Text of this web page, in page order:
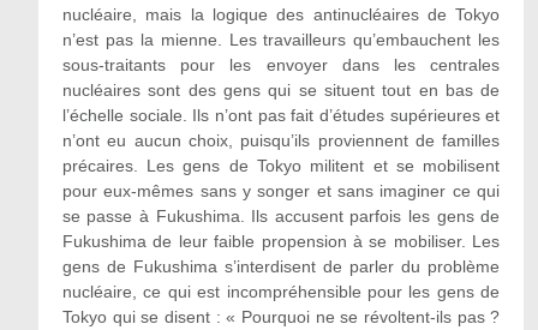
nucléaire, mais la logique des antinucléaires de Tokyo
n’est pas la mienne. Les travailleurs qu’embauchent les
sous-traitants pour les envoyer dans les centrales
nucléaires sont des gens qui se situent tout en bas de
l’échelle sociale. Ils n’ont pas fait d’études supérieures et
n’ont eu aucun choix, puisqu’ils proviennent de familles
précaires. Les gens de Tokyo militent et se mobilisent
pour eux-mêmes sans y songer et sans imaginer ce qui
se passe à Fukushima. Ils accusent parfois les gens de
Fukushima de leur faible propension à se mobiliser. Les
gens de Fukushima s’interdisent de parler du problème
nucléaire, ce qui est incompréhensible pour les gens de
Tokyo qui se disent : « Pourquoi ne se révoltent-ils pas ?